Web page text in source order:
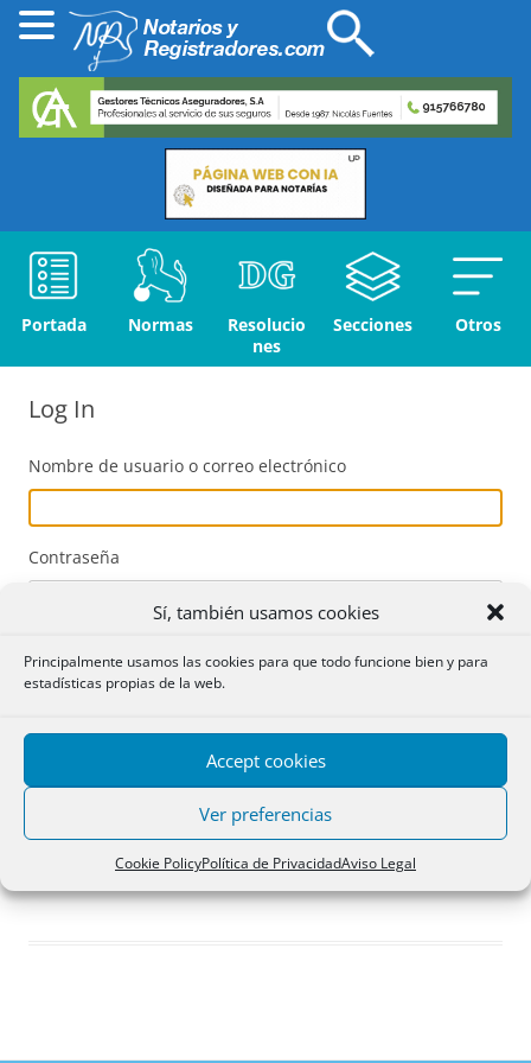
Sí, también usamos cookies
Principalmente usamos las cookies para que todo funcione bien y para
estadísticas propias de la web.
Accept cookies
Ver preferencias
Cookie PolicyPolítica de PrivacidadAviso Legal
Portada Normas
Resolucio
nes
Secciones Otros
Log In
Nombre de usuario o correo electrónico
Contraseña
Acceder
Registro
¿Has olvidado tu contraseña?